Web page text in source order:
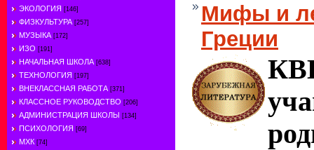
ЭКОЛОГИЯ [146]
ФИЗКУЛЬТУРА [257]
МУЗЫКА [172]
ИЗО [191]
НАЧАЛЬНАЯ ШКОЛА [638]
ТЕХНОЛОГИЯ [197]
ВНЕКЛАССНАЯ РАБОТА [371]
КЛАССНОЕ РУКОВОДСТВО [206]
АДМИНИСТРАЦИЯ ШКОЛЫ [134]
ПСИХОЛОГИЯ [69]
МХК [74]
Мифы и
Греции